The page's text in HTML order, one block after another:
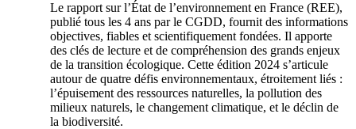
Le rapport sur l’État de l’environnement en France (REE),
publié tous les 4 ans par le CGDD, fournit des informations
objectives, fiables et scientifiquement fondées. Il apporte
des clés de lecture et de compréhension des grands enjeux
de la transition écologique. Cette édition 2024 s’articule
autour de quatre défis environnementaux, étroitement liés :
l’épuisement des ressources naturelles, la pollution des
milieux naturels, le changement climatique, et le déclin de
la biodiversité.